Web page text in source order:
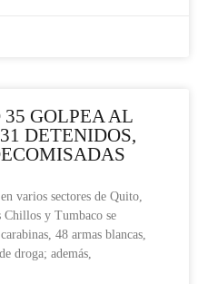
GOLPEA AL
DETENIDOS,
varios sectores de Quito,
y Tumbaco se
48 armas blancas,
droga; además,